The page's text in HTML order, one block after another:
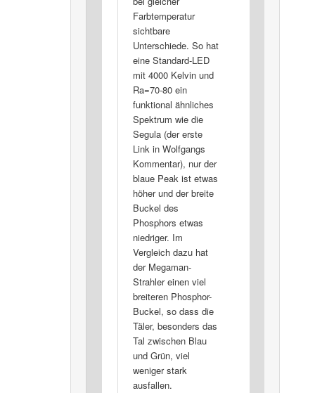
Farbtemperatur
sichtbare
Unterschiede. So hat
eine Standard-LED
mit 4000 Kelvin und
Ra=70-80 ein
funktional ähnliches
Spektrum wie die
Segula (der erste
Link in Wolfgangs
Kommentar), nur der
blaue Peak ist etwas
höher und der breite
Buckel des
Phosphors etwas
niedriger. Im
Vergleich dazu hat
der Megaman-
Strahler einen viel
breiteren Phosphor-
Buckel, so dass die
Täler, besonders das
Tal zwischen Blau
und Grün, viel
weniger stark
ausfallen.